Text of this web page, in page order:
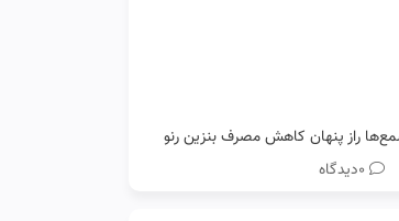
راز پنهان کاهش مصرف بنزین رنو
0دیدگاه